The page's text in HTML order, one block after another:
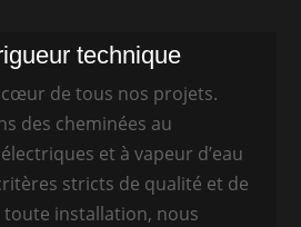
technique
de tous nos projets.
des cheminées au
et à vapeur d’eau
stricts de qualité et de
installation, nous